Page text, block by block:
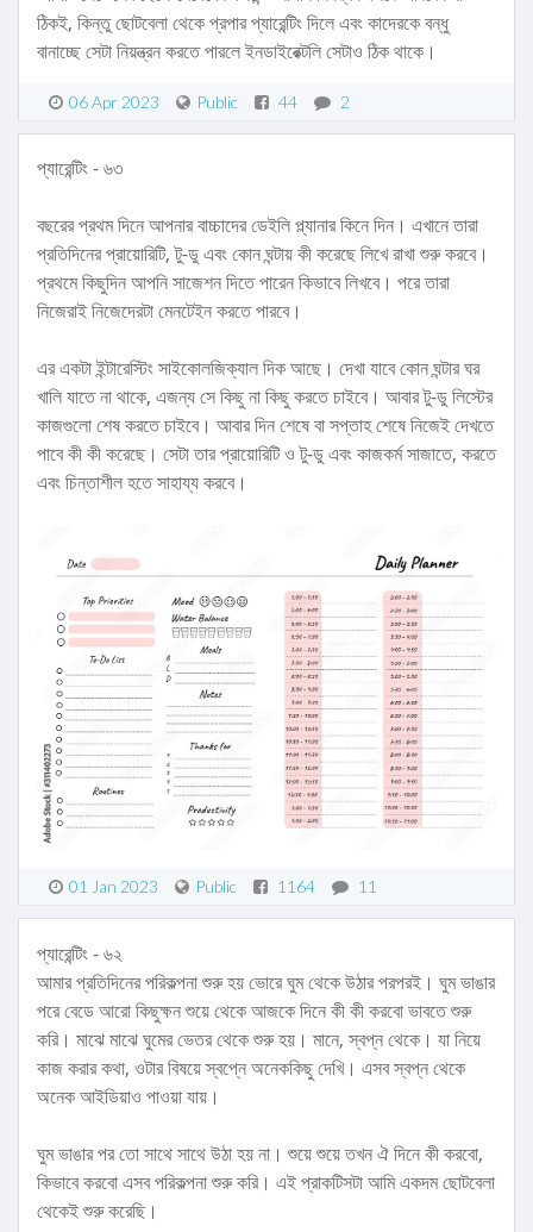
ঠিকই, কিন্তু ছোটবেলা থেকে প্রপার প্যারেন্টিং দিলে এবং কাদেরকে বন্ধু
বানাচ্ছে সেটা নিয়ন্ত্রন করতে পারলে ইনডাইরেক্টলি সেটাও ঠিক থাকে।
06 Apr 2023 Public 44 2
প্যারেন্টিং - ৬৩
বছরের প্রথম দিনে আপনার বাচ্চাদের ডেইলি প্ল্যানার কিনে দিন। এখানে তারা
প্রতিদিনের প্রায়োরিটি, টু-ডু এবং কোন ঘন্টায় কী করেছে লিখে রাখা শুরু করবে।
প্রথমে কিছুদিন আপনি সাজেশন দিতে পারেন কিভাবে লিখবে। পরে তারা
নিজেরাই নিজেদেরটা মেনটেইন করতে পারবে।
এর একটা ইন্টারেস্টিং সাইকোলজিক্যাল দিক আছে। দেখা যাবে কোন ঘন্টার ঘর
খালি যাতে না থাকে, এজন্য সে কিছু না কিছু করতে চাইবে। আবার টু-ডু লিস্টের
কাজগুলো শেষ করতে চাইবে। আবার দিন শেষে বা সপ্তাহ শেষে নিজেই দেখতে
পাবে কী কী করেছে। সেটা তার প্রায়োরিটি ও টু-ডু এবং কাজকর্ম সাজাতে, করতে
এবং চিন্তাশীল হতে সাহায্য করবে।
01 Jan 2023 Public 1164 11
প্যারেন্টিং - ৬২
আমার প্রতিদিনের পরিকল্পনা শুরু হয় ভোরে ঘুম থেকে উঠার পরপরই। ঘুম ভাঙার
পরে বেডে আরো কিছুক্ষন শুয়ে থেকে আজকে দিনে কী কী করবো ভাবতে শুরু
করি। মাঝে মাঝে ঘুমের ভেতর থেকে শুরু হয়। মানে, স্বপ্ন থেকে। যা নিয়ে
কাজ করার কথা, ওটার বিষয়ে স্বপ্নে অনেককিছু দেখি। এসব স্বপ্ন থেকে
অনেক আইডিয়াও পাওয়া যায়।
ঘুম ভাঙার পর তো সাথে সাথে উঠা হয় না। শুয়ে শুয়ে তখন ঐ দিনে কী করবো,
কিভাবে করবো এসব পরিকল্পনা শুরু করি। এই প্রাকটিসটা আমি একদম ছোটবেলা
থেকেই শুরু করেছি।